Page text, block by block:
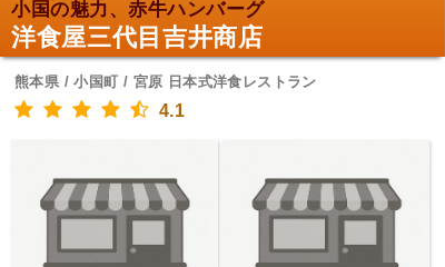
小国の魅力、赤牛ハンバーグ
洋食屋三代目吉井商店
熊本県 / 小国町 / 宮原 日本式洋食レストラン
4.1